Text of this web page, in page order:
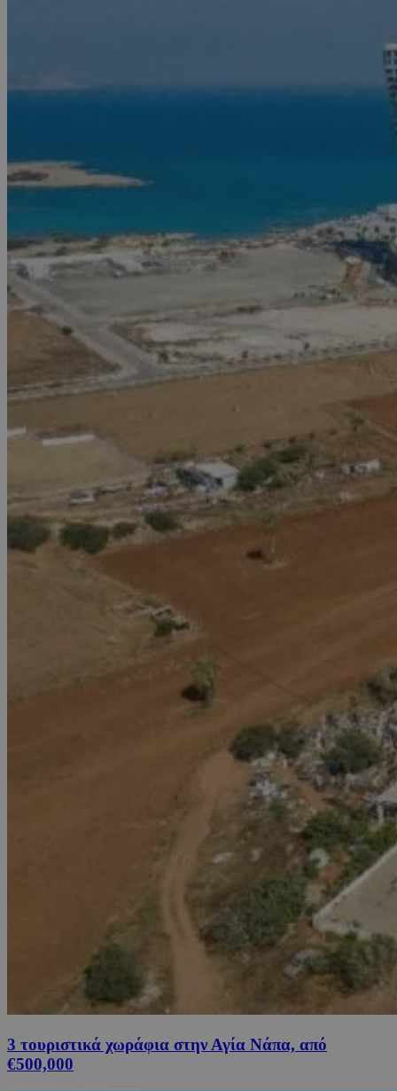
3 τουριστικά χωράφια στην Αγία Νάπα, από
€500,000